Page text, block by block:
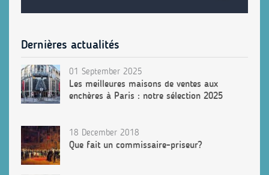
Dernières actualités
01 September 2025
Les meilleures maisons de ventes aux
enchères à Paris : notre sélection 2025
18 December 2018
Que fait un commissaire-priseur?